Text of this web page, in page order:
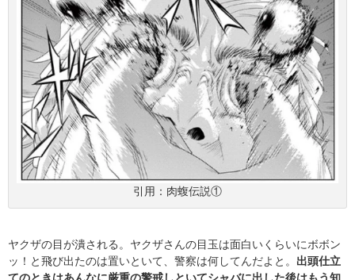
引用：肉蝮伝説①
ヤクザの目が潰される。ヤクザさんの目玉は面白いくらいにボボン
ッ！と飛び出たのは置いといて、警察は何してんだよと。 出頭仕立
てのときはあんなに厳重の警戒しといてシャバに出した後はもう知